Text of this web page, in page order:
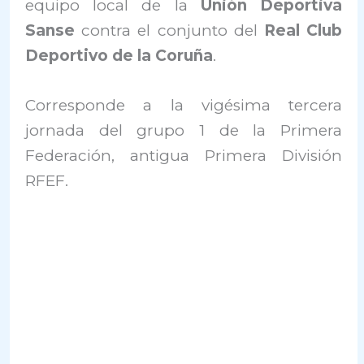
equipo local de la Unión Deportiva
Sansecontra el conjunto del Real Club
Deportivo de la Coruña.
Corresponde a la vigésima tercera
jornada del grupo 1 de la Primera
Federación, antigua Primera División
RFEF.